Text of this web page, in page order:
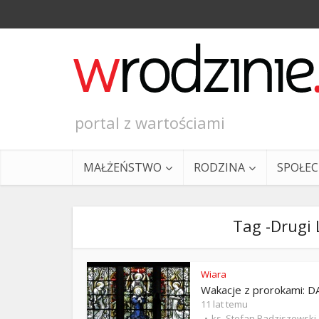
portal z wartościami
MAŁŻEŃSTWO RODZINA
Tag -Drugi
Wiara
Wakacje z prorokami:
11 lat temu